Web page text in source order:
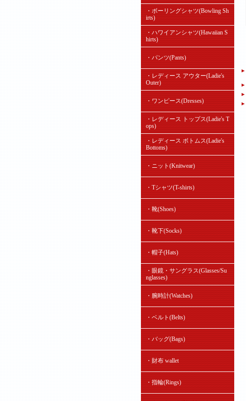
・ボーリングシャツ(Bowling Sh
irts)
・ハワイアンシャツ(Hawaiian S
hirts)
・パンツ(Pants)
・レディース アウター(Ladie's
Outer)
・ワンピース(Dresses)
・レディース トップス(Ladie's T
ops)
・レディース ボトムス(Ladie's
Bottoms)
・ニット(Knitwear)
・Tシャツ(T-shirts)
・靴(Shoes)
・靴下(Socks)
・帽子(Hats)
・眼鏡・サングラス(Glasses/Su
nglasses)
・腕時計(Watches)
・ベルト(Belts)
・バッグ(Bags)
・財布 wallet
・指輪(Rings)